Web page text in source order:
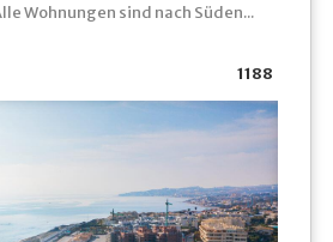
Wohnungen sind nach Süden...
1188